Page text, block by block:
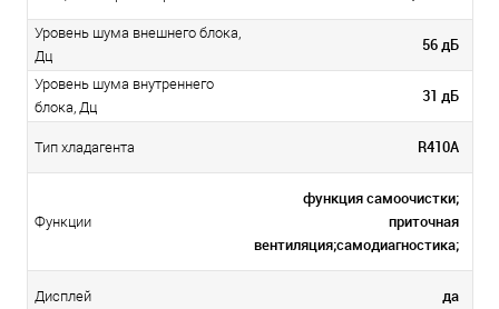
Уровень шума внешнего блока,
Дц
56 дБ
Уровень шума внутреннего
блока, Дц
31 дБ
Тип хладагента R410A
Функции
функция самоочистки;
приточная
вентиляция;самодиагностика;
Дисплей да